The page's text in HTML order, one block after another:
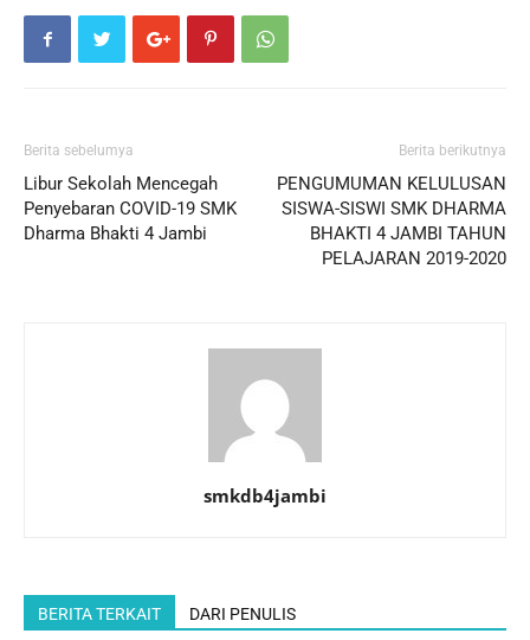
Berita sebelumya
Libur Sekolah Mencegah
Penyebaran COVID-19 SMK
Dharma Bhakti 4 Jambi
Berita berikutnya
PENGUMUMAN KELULUSAN
SISWA-SISWI SMK DHARMA
BHAKTI 4 JAMBI TAHUN
PELAJARAN 2019-2020
smkdb4jambi
BERITA TERKAIT DARI PENULIS